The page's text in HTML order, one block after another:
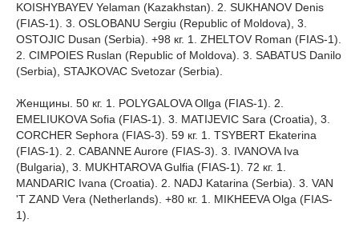
KOISHYBAYEV Yelaman (Kazakhstan). 2. SUKHANOV Denis
(FIAS-1). 3. OSLOBANU Sergiu (Republic of Moldova), 3.
OSTOJIC Dusan (Serbia). +98 кг. 1. ZHELTOV Roman (FIAS-1).
2. CIMPOIES Ruslan (Republic of Moldova). 3. SABATUS Danilo
(Serbia), STAJKOVAC Svetozar (Serbia).
Женщины. 50 кг. 1. POLYGALOVA Ollga (FIAS-1). 2.
EMELIUKOVA Sofia (FIAS-1). 3. MATIJEVIC Sara (Croatia), 3.
CORCHER Sephora (FIAS-3). 59 кг. 1. TSYBERT Ekaterina
(FIAS-1). 2. CABANNE Aurore (FIAS-3). 3. IVANOVA Iva
(Bulgaria), 3. MUKHTAROVA Gulfia (FIAS-1). 72 кг. 1.
MANDARIC Ivana (Croatia). 2. NADJ Katarina (Serbia). 3. VAN
'T ZAND Vera (Netherlands). +80 кг. 1. MIKHEEVA Olga (FIAS-
1).